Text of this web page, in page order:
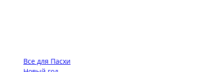
Все для Пасхи